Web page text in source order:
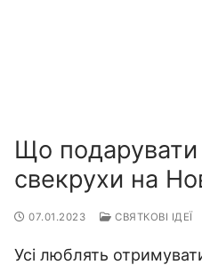
Що подарувати
свекрухи на
07.01.2023 СВЯТКОВІ ІДЕЇ
Усі люблять